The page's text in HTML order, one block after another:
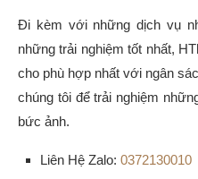
Đi kèm với những dịch vụ
những trải nghiệm tốt nhất,
cho phù hợp nhất với ngân
chúng tôi để trải nghiệm
bức ảnh.
Liên Hệ Zalo: 0372130010